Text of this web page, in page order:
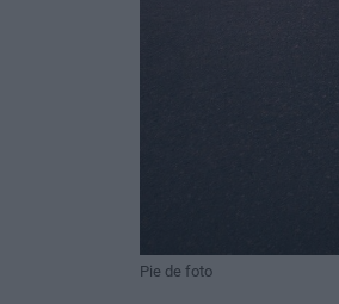
Pie de foto